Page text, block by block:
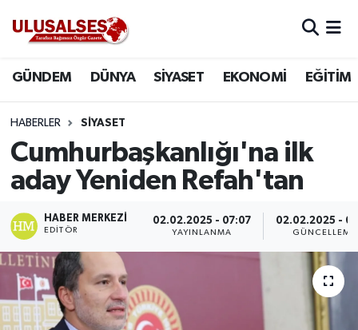
GÜNDEM DÜNYA SİYASET EKONOMİ EĞİTİM
HABERLER SİYASET
Cumhurbaşkanlığı'na ilk
aday Yeniden Refah'tan
HABER MERKEZI
EDITÖR
02.02.2025 - 07:07
YAYINLANMA
02.02.2025 -
GÜNCELLEME
DÜNYA
SİYASET
EKONOMİ
EĞİTİM
SAĞLIK
MAGAZİN
Trafik Durumu
Süper Lig Puan Durumu ve Fikstür
Tüm Manşetler
Son Dakika Haberleri
Haber Arşivi